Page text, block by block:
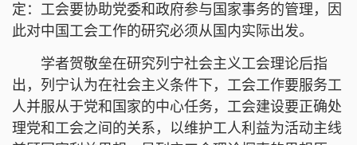
定：工会要协助党委和政府参与国家事务的管理，因
此对中国工会工作的研究必须从国内实际出发。
学者贺敬垒在研究列宁社会主义工会理论后指
出，列宁认为在社会主义条件下，工会工作要服务工
人并服从于党和国家的中心任务，工会建设要正确处
理党和工会之间的关系，以维护工人利益为活动主线